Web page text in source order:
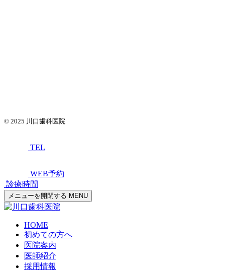
© 2025 川口歯科医院
TEL
WEB予約
診療時間
メニューを開閉する MENU
HOME
初めての方へ
医院案内
医師紹介
採用情報